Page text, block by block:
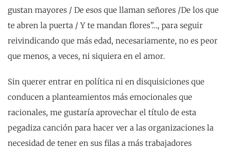
gustan mayores / De esos que llaman señores /De los que
te abren la puerta / Y te mandan flores”…, para seguir
reivindicando que más edad, necesariamente, no es peor
que menos, a veces, ni siquiera en el amor.
Sin querer entrar en política ni en disquisiciones que
conducen a planteamientos más emocionales que
racionales, me gustaría aprovechar el título de esta
pegadiza canción para hacer ver a las organizaciones la
necesidad de tener en sus filas a más trabajadores